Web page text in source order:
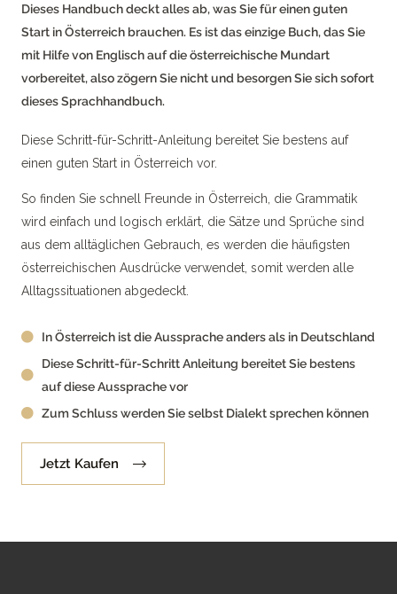
Dieses Handbuch deckt alles ab, was Sie für einen guten
Start in Österreich brauchen. Es ist das einzige Buch, das Sie
mit Hilfe von Englisch auf die österreichische Mundart
vorbereitet, also zögern Sie nicht und besorgen Sie sich sofort
dieses Sprachhandbuch.
Diese Schritt-für-Schritt-Anleitung bereitet Sie bestens auf
einen guten Start in Österreich vor.
So finden Sie schnell Freunde in Österreich, die Grammatik
wird einfach und logisch erklärt, die Sätze und Sprüche sind
aus dem alltäglichen Gebrauch, es werden die häufigsten
österreichischen Ausdrücke verwendet, somit werden alle
Alltagssituationen abgedeckt.
In Österreich ist die Aussprache anders als in Deutschland
Diese Schritt-für-Schritt Anleitung bereitet Sie bestens
auf diese Aussprache vor
Zum Schluss werden Sie selbst Dialekt sprechen können
Jetzt Kaufen